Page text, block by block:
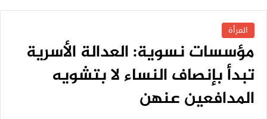
المرأة
مؤسسات نسوية: العدالة الأسرية
تبدأ بإنصاف النساء لا بتشويه
المدافعين عنهن